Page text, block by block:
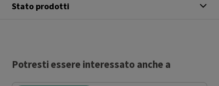
Stato prodotti
Potresti essere interessato anche a